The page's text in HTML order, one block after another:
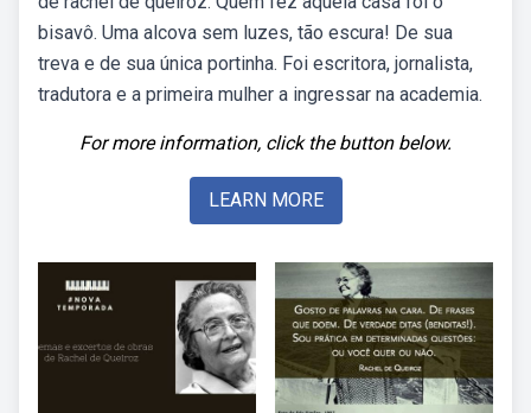
bisavô. Uma alcova sem luzes, tão escura! De sua
treva e de sua única portinha. Foi escritora, jornalista,
tradutora e a primeira mulher a ingressar na academia.
For more information, click the button below.
LEARN MORE